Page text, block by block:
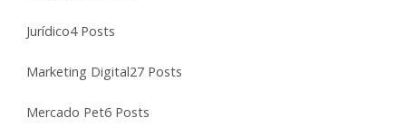
Jurídico4 Posts
Marketing Digital27 Posts
Mercado Pet6 Posts